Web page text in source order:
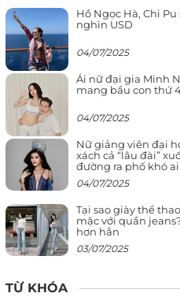
Hồ Ngọc Hà, Chi
nghìn USD
04/07/2025
Ái nữ đại gia Minh
mang bầu con thứ
04/07/2025
Nữ giảng viên đại
xách cả “lâu đài”
đường ra phố khó
04/07/2025
Tại sao giày thể
mặc với quần
hơn hẳn
03/07/2025
TỪ KHÓA